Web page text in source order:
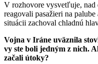
V rozhovore vysvetľuje,
reagovali pasažieri na
situácii zachoval chladnú
Vojna v Iráne uväznila
vy ste boli jedným z nich.
začali útoky?